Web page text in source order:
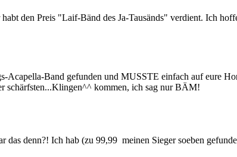
den Preis "Laif-Bänd des Ja-Tausänds" verdient. Ich
Band gefunden und MUSSTE einfach auf eure
schärfsten...Klingen^^ kommen, ich sag nur BÄM!
das denn?! Ich hab (zu 99,99 meinen Sieger soeben